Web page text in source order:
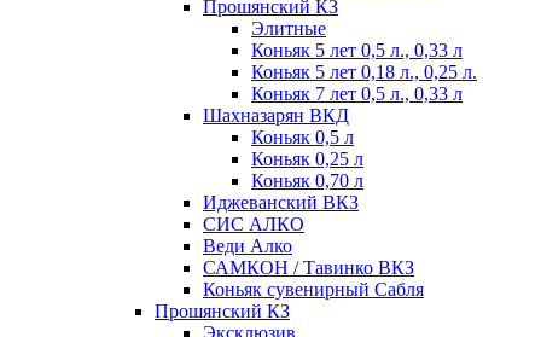
Прошянский КЗ
Элитные
Коньяк 5 лет 0,5 л., 0,33 л
Коньяк 5 лет 0,18 л., 0,25 л.
Коньяк 7 лет 0,5 л., 0,33 л
Шахназарян ВКД
Коньяк 0,5 л
Коньяк 0,25 л
Коньяк 0,70 л
Иджеванский ВКЗ
СИС АЛКО
Веди Алко
САМКОН / Тавинко ВКЗ
Коньяк сувенирный Сабля
Прошянский КЗ
Эксклюзив